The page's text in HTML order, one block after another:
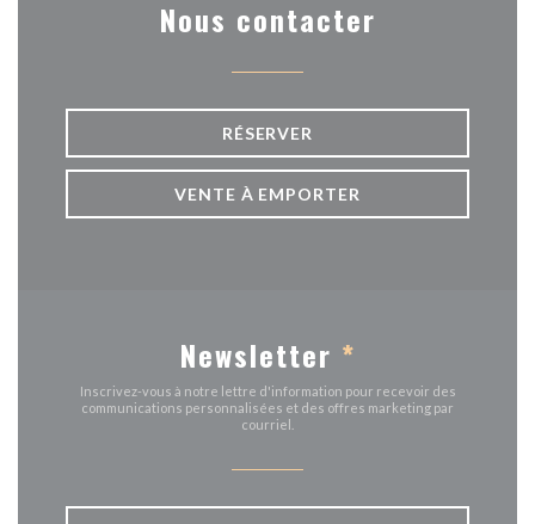
Nous contacter
RÉSERVER
VENTE À EMPORTER
Newsletter *
Inscrivez-vous à notre lettre d'information pour recevoir des
communications personnalisées et des offres marketing par
courriel.